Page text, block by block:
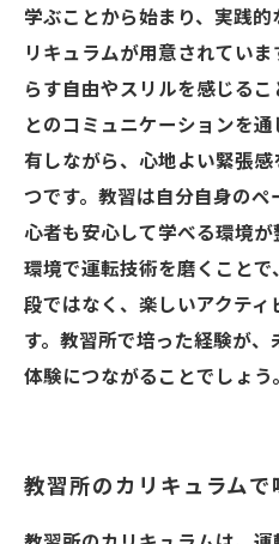
学ぶことから始まり、実践
リキュラムが用意されてい
らす自由やスリルを感じる
とのコミュニケーションを
有しながら、心地よい緊張
つです。教習は自分自身の
心者も安心して学べる環境
環境で運転技術を磨くこと
段ではなく、楽しいアクティ
す。教習所で培った経験が
体験につながることでしょう。
教習所のカリキュラムで